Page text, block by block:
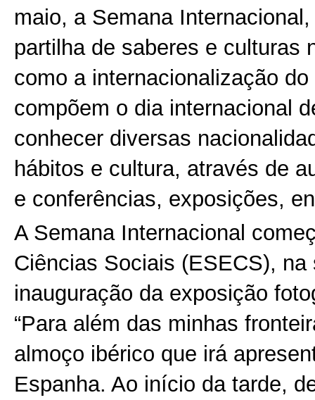
maio, a Semana
partilha de saberes e culturas
como a internacionalização
compõem o dia internacional
conhecer diversas
hábitos e cultura, através de
e conferências, exposições,
A Semana Internacional
Ciências Sociais (ESECS),
inauguração da exposição
“Para além das minhas
almoço ibérico que irá
Espanha. Ao início da tarde,